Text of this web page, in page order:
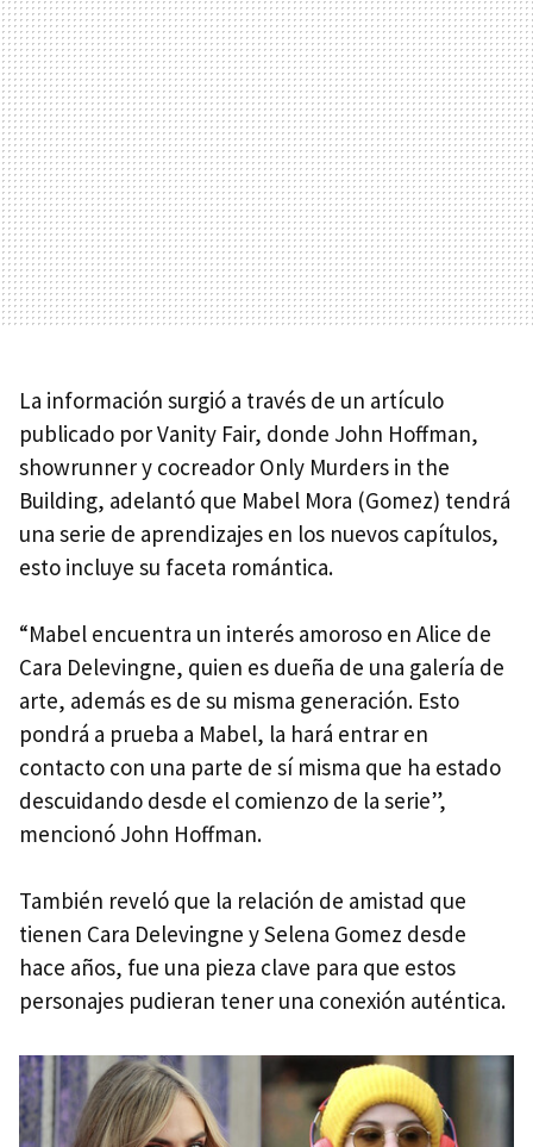
La información surgió a través de un artículo
publicado por Vanity Fair, donde John Hoffman,
showrunner y cocreador Only Murders in the
Building, adelantó que Mabel Mora (Gomez) tendrá
una serie de aprendizajes en los nuevos capítulos,
esto incluye su faceta romántica.
“Mabel encuentra un interés amoroso en Alice de
Cara Delevingne, quien es dueña de una galería de
arte, además es de su misma generación. Esto
pondrá a prueba a Mabel, la hará entrar en
contacto con una parte de sí misma que ha estado
descuidando desde el comienzo de la serie”,
mencionó John Hoffman.
También reveló que la relación de amistad que
tienen Cara Delevingne y Selena Gomez desde
hace años, fue una pieza clave para que estos
personajes pudieran tener una conexión auténtica.